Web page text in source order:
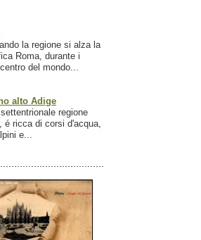
la regione si alza la
Roma, durante i
del mondo...
alto Adige
regione
é ricca di corsi d'acqua,
e...